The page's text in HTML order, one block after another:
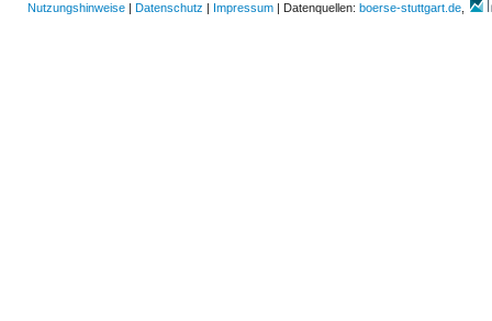
Nutzungshinweise
Datenschutz Impressum | Datenquellen: boerse-stuttgart.de